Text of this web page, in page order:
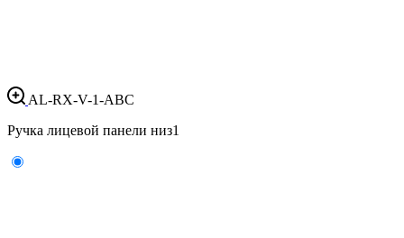
AL-RX-V-1-ABC
Ручка лицевой панели низ1